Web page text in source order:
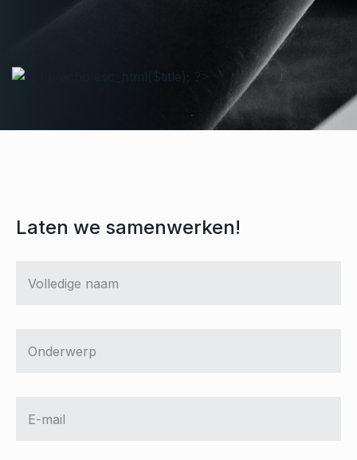
Laten we samenwerken!